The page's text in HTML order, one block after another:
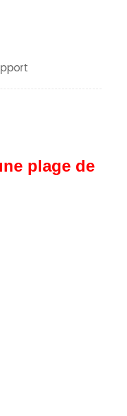
plage de